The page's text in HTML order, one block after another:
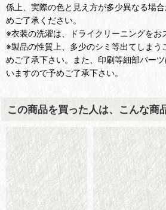
係上、実際の色と見え方が多少異なる場
めご了承ください。
※衣装の洗濯は、ドライクリーニングをお
※製品の性質上、多少のシミ等出てしまう
めご了承下さい。また、印刷等細部パー
いますので予めご了承下さい。
この商品を買った人は、こんな商